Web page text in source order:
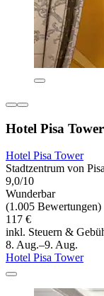
Hotel Pisa Tower
Hotel Pisa Tower
Stadtzentrum von Pisa
9,0/10
Wunderbar
(1.005 Bewertungen)
117 €
inkl. Steuern &
8. Aug.–9. Aug.
Hotel Pisa Tower